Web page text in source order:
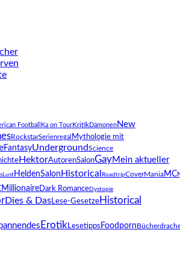
Football Ka on TourKritikDämonenNew
RockstarSerienregal Mythologie mit
FantasyUndergroundScience
HektorAutorenSalonGayMein aktueller
HeldenSalon Historical RoadtripCoverManiaMC
MillionaireDark Romance Dystopie
Dies & DasLese-Gesetze Historical
ErotikLesetipps Foodporn